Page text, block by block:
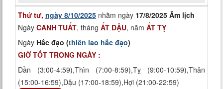
Thứ tư, ngày 8/10/2025 nhằm ngày 17/8/2025 Âm lịch
Ngày CANH TUẤT, tháng ẤT DẬU, năm ẤT TỴ
Ngày Hắc đạo (thiên lao hắc đạo)
GIỜ TỐT TRONG NGÀY :
Dần (3:00-4:59),Thìn (7:00-8:59),Tỵ (9:00-10:59),Thân
(15:00-16:59),Dậu (17:00-18:59),Hợi (21:00-22:59)